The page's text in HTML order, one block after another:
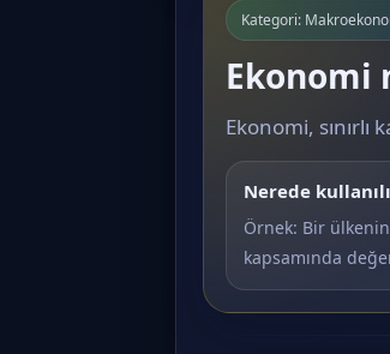
Kategori:
Ekonomi
Ekonomi, sınırlı
Nerede
Örnek: Bir
kapsamında